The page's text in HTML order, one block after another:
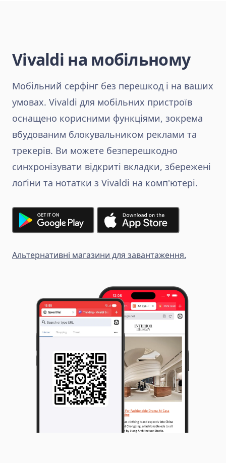
Vivaldi на мобільному
Мобільний серфінг без перешкод і на ваших
умовах. Vivaldi для мобільних пристроїв
оснащено корисними функціями, зокрема
вбудованим блокувальником реклами та
трекерів. Ви можете безперешкодно
синхронізувати відкриті вкладки, збережені
лоґіни та нотатки з Vivaldi на комп'ютері.
Альтернативні магазини для завантаження.